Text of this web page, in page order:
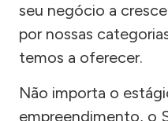
seu negócio a
por nossas
temos a oferecer.
Não importa o
empreendimento, o